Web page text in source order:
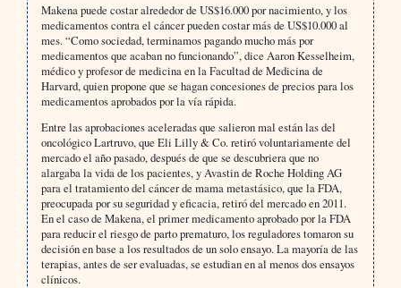
Makena puede costar alrededor de US$16.000 por nacimiento, y los
medicamentos contra el cáncer pueden costar más de US$10.000 al
mes. “Como sociedad, terminamos pagando mucho más por
medicamentos que acaban no funcionando”, dice Aaron Kesselheim,
médico y profesor de medicina en la Facultad de Medicina de
Harvard, quien propone que se hagan concesiones de precios para los
medicamentos aprobados por la vía rápida.
Entre las aprobaciones aceleradas que salieron mal están las del
oncológico Lartruvo, que Eli Lilly & Co. retiró voluntariamente del
mercado el año pasado, después de que se descubriera que no
alargaba la vida de los pacientes, y Avastin de Roche Holding AG
para el tratamiento del cáncer de mama metastásico, que la FDA,
preocupada por su seguridad y eficacia, retiró del mercado en 2011.
En el caso de Makena, el primer medicamento aprobado por la FDA
para reducir el riesgo de parto prematuro, los reguladores tomaron su
decisión en base a los resultados de un solo ensayo. La mayoría de las
terapias, antes de ser evaluadas, se estudian en al menos dos ensayos
clínicos.